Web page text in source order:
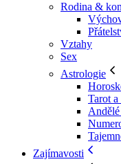
Rodina &
Vztahy
Sex
Astrologie
Tarot
Zajímavosti